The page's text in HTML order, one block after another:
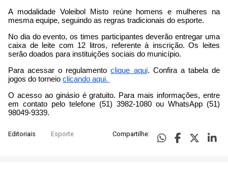
A modalidade Voleibol Misto reúne homens e mulheres na
mesma equipe, seguindo as regras tradicionais do esporte.
No dia do evento, os times participantes deverão entregar uma
caixa de leite com 12 litros, referente à inscrição. Os leites
serão doados para instituições sociais do município.
Para acessar o regulamentoclique aqui. Confira a tabela de
jogos do torneio clicando aqui.
O acesso ao ginásio é gratuito. Para mais informações, entre
em contato pelo telefone (51) 3982-1080 ou WhatsApp (51)
98049-9339.
Editoriais Esporte Compartilhe: